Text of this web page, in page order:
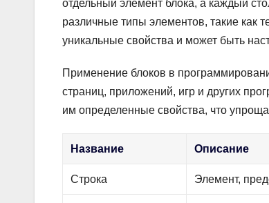
отдельный элемент блока, а каждый
различные типы элементов, такие как
уникальные свойства и может быть
Применение блоков в
страниц, приложений, игр и других
им определенные свойства, что
Название Описание
Строка Элемент,